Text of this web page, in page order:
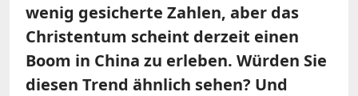
wenig gesicherte Zahlen, aber das
Christentum scheint derzeit einen
Boom in China zu erleben. Würden Sie
diesen Trend ähnlich sehen? Und